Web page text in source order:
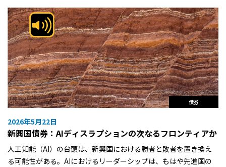
債券
2026年5月22日
新興国債券：AIディスラプションの次なるフロンティアか
人工知能（AI）の台頭は、新興国における勝者と敗者を置き換え
る可能性がある。AIにおけるリーダーシップは、もはや先進国の